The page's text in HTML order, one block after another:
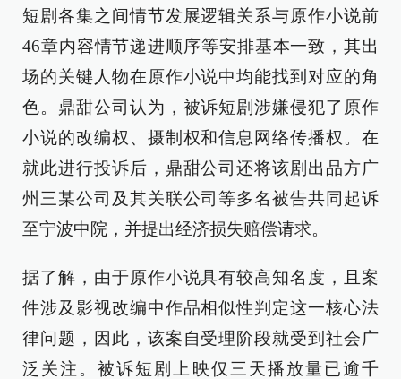
短剧各集之间情节发展逻辑关系与原作小说前
46章内容情节递进顺序等安排基本一致，其出
场的关键人物在原作小说中均能找到对应的角
色。鼎甜公司认为，被诉短剧涉嫌侵犯了原作
小说的改编权、摄制权和信息网络传播权。在
就此进行投诉后，鼎甜公司还将该剧出品方广
州三某公司及其关联公司等多名被告共同起诉
至宁波中院，并提出经济损失赔偿请求。
据了解，由于原作小说具有较高知名度，且案
件涉及影视改编中作品相似性判定这一核心法
律问题，因此，该案自受理阶段就受到社会广
泛关注。被诉短剧上映仅三天播放量已逾千